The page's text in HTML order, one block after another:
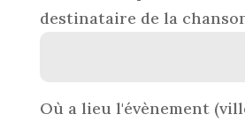
destinataire de la
Où a lieu l'évènement